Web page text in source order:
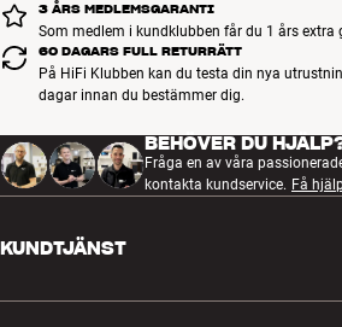
3 ÅRS MEDLEMSGARANTI
Som medlem i kundklubben får du 1 års extra
60 DAGARS FULL RETURRÄTT
På HiFi Klubben kan du testa din nya
dagar innan du bestämmer dig.
BEHÖVER DU
Fråga en av våra
kontakta kundservice. Få
KUNDTJÄNST